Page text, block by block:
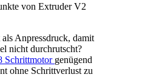
von Extruder V2
Anpressdruck, damit
nicht durchrutscht?
Schrittmotor genügend
ohne Schrittverlust zu